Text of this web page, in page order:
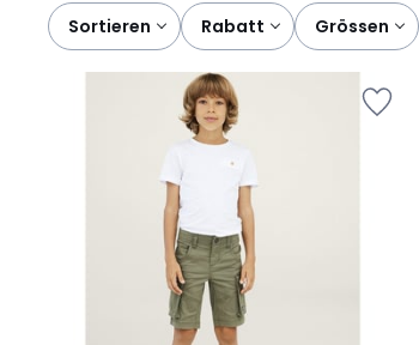
Sortieren
rabatt grössen